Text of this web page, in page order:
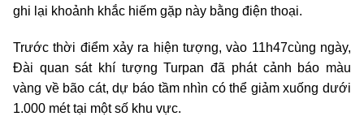
ghi lại khoảnh khắc hiếm gặp này bằng điện thoại.
Trước thời điểm xảy ra hiện tượng, vào 11h47cùng ngày,
Đài quan sát khí tượng Turpan đã phát cảnh báo màu
vàng về bão cát, dự báo tầm nhìn có thể giảm xuống dưới
1.000 mét tại một số khu vực.